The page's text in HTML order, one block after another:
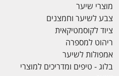
מוצרי שיער
צבע לשיער וחמצנים
ציוד לקוסמטיקאית
ריהוט למספרה
אמפולות לשיער
בלוג - טיפים ומדריכים למוצרי